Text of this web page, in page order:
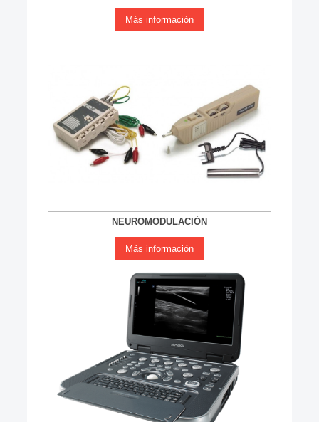
Más información
NEUROMODULACIÓN
Más información